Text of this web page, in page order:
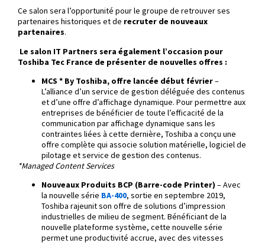
Ce salon sera l’opportunité pour le groupe de retrouver ses
partenaires historiques et de recruter de nouveaux
partenaires.
Le salon IT Partners sera également l’occasion pour
Toshiba Tec France de présenter de nouvelles offres :
MCS * By Toshiba, offre lancée début février–
L’alliance d’un service de gestion déléguée des contenus
et d’une offre d’affichage dynamique. Pour permettre aux
entreprises de bénéficier de toute l’efficacité de la
communication par affichage dynamique sans les
contraintes liées à cette dernière, Toshiba a conçu une
offre complète qui associe solution matérielle, logiciel de
pilotage et service de gestion des contenus.
*Managed Content Services
Nouveaux Produits BCP (Barre-code Printer) – Avec
la nouvelle série BA-400, sortie en septembre 2019,
Toshiba rajeunit son offre de solutions d’impression
industrielles de milieu de segment. Bénéficiant de la
nouvelle plateforme système, cette nouvelle série
permet une productivité accrue, avec des vitesses